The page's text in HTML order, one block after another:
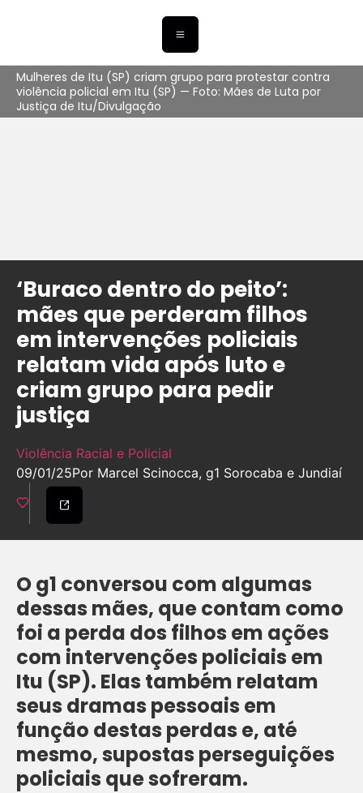
Mulheres de Itu (SP) criam grupo para protestar contra
violência policial em Itu (SP) — Foto: Mães de Luta por
Justiça de Itu/Divulgação
‘Buraco dentro do peito’:
mães que perderam filhos
em intervenções policiais
relatam vida após luto e
criam grupo para pedir
justiça
Violência Racial e Policial
09/01/25Por Marcel Scinocca, g1 Sorocaba e Jundiaí
O g1 conversou com algumas
dessas mães, que contam como
foi a perda dos filhos em ações
com intervenções policiais em
Itu (SP). Elas também relatam
seus dramas pessoais em
função destas perdas e, até
mesmo, supostas perseguições
policiais que sofreram.